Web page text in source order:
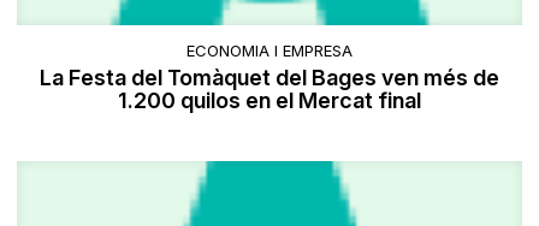
ECONOMIA I EMPRESA
La Festa del Tomàquet del Bages ven més de
1.200 quilos en el Mercat final